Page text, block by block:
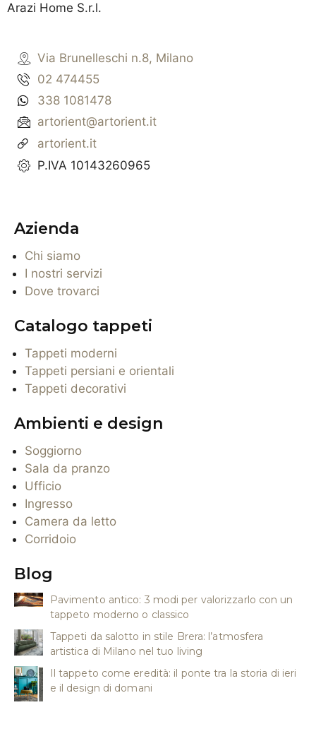
Arazi Home S.r.l.
Via Brunelleschi n.8, Milano
02 474455
338 1081478
artorient@artorient.it
artorient.it
P.IVA 10143260965
Azienda
Chi siamo
I nostri servizi
Dove trovarci
Catalogo tappeti
Tappeti moderni
Tappeti persiani e orientali
Tappeti decorativi
Ambienti e design
Soggiorno
Sala da pranzo
Ufficio
Ingresso
Camera da letto
Corridoio
Blog
Pavimento antico: 3 modi per valorizzarlo con un
tappeto moderno o classico
Tappeti da salotto in stile Brera: l’atmosfera
artistica di Milano nel tuo living
Il tappeto come eredità: il ponte tra la storia di ieri
e il design di domani